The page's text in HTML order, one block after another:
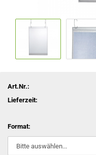
Art.Nr.:
Lieferzeit:
Format: